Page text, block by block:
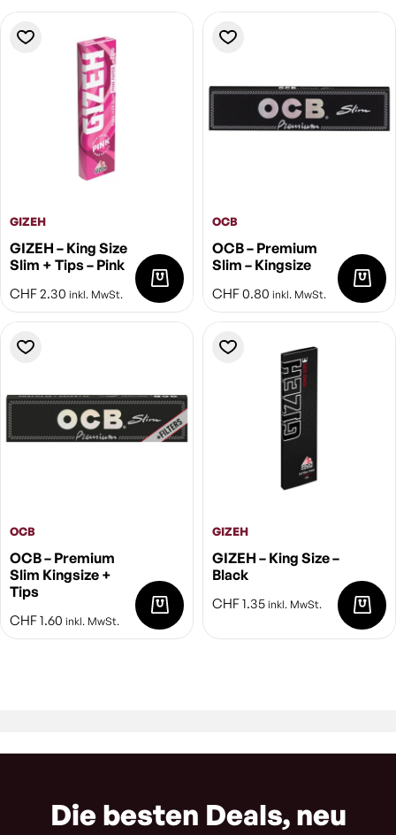
GIZEH
GIZEH – King Size
Slim + Tips – Pink
CHF2.30 inkl. MwSt.
OCB
OCB – Premium
Slim – Kingsize
CHF0.80 inkl. MwSt.
OCB
OCB – Premium
Slim Kingsize +
Tips
CHF1.60 inkl. MwSt.
GIZEH
GIZEH – King Size –
Black
CHF1.35 inkl. MwSt.
Die besten Deals, neu